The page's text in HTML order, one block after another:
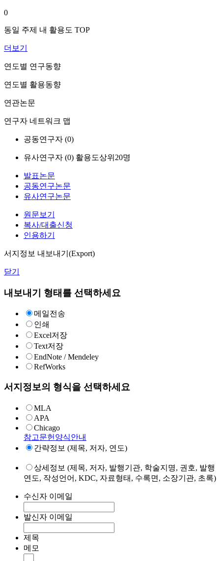
0
동일 주제 내 활용도 TOP
더보기
연도별 연구동향
연도별 활용동향
연관논문
연구자 네트워크 맵
공동연구자 (0)
유사연구자 (0) 활용도상위20명
발표논문
공동연구논문
유사연구논문
원문보기
복사/대출신청
인용하기
서지정보 내보내기(Export)
닫기
내보내기 형태를 선택하세요
메일전송
인쇄
Excel저장
Text저장
EndNote / Mendeley
RefWorks
서지정보의 형식을 선택하세요
MLA
APA
Chicago
참고문헌양식안내
간략정보 (제목, 저자, 연도)
상세정보 (제목, 저자, 발행기관, 학술지명, 권호, 발행
연도, 작성언어, KDC, 자료형태, 수록면, 소장기관, 초록)
수신자 이메일
발신자 이메일
제목
메모